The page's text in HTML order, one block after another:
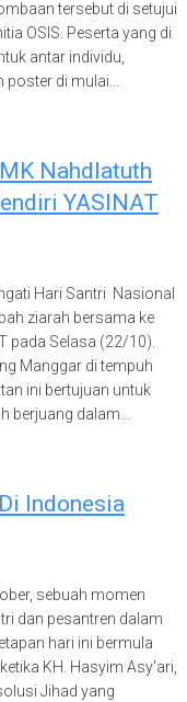
tersebut di setujui
OSIS. Peserta yang di
antar individu,
di mulai...
Nahdlatuth
YASINAT
Hari Santri Nasional
ziarah bersama ke
pada Selasa (22/10).
Manggar di tempuh
ini bertujuan untuk
berjuang dalam...
Indonesia
sebuah momen
dan pesantren dalam
hari ini bermula
KH. Hasyim Asy'ari,
Jihad yang